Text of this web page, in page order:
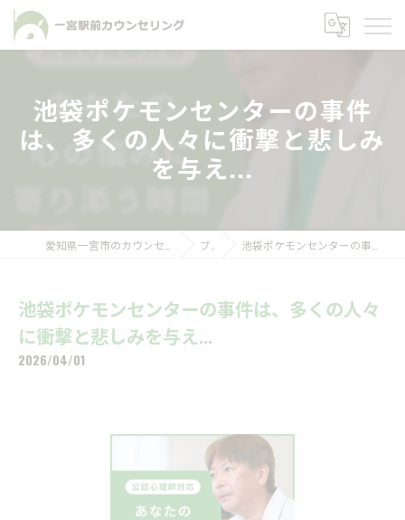
池袋ポケモンセンターの事件
は、多くの人々に衝撃と悲しみ
を与え...
ブログ 池袋ポケモンセンターの事件は、多くの人々に衝撃と悲しみを与え...
池袋ポケモンセンターの事件は、多くの人々
に衝撃と悲しみを与え...
2026/04/01